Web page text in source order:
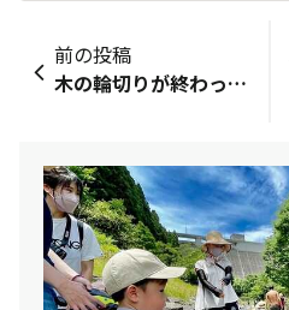
前の投稿
木の輪切りが終わったので薪割り機で薪を作っていきます🪵寒い日が続いておりますので皆様体調管理に気をつけてお過ごしください😊AZMYの薪はしっかり乾燥させてます🤭１束￥500円となります😊値段を上げずに頑張ってます💪